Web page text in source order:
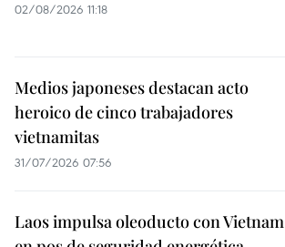
02/08/2026 11:18
Medios japoneses destacan acto
heroico de cinco trabajadores
vietnamitas
31/07/2026 07:56
Laos impulsa oleoducto con Vietnam